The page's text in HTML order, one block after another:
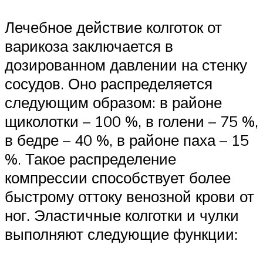
Лечебное действие колготок от
варикоза заключается в
дозированном давлении на стенку
сосудов. Оно распределяется
следующим образом: в районе
щиколотки – 100 %, в голени – 75 %,
в бедре – 40 %, в районе паха – 15
%. Такое распределение
компрессии способствует более
быстрому оттоку венозной крови от
ног. Эластичные колготки и чулки
выполняют следующие функции: